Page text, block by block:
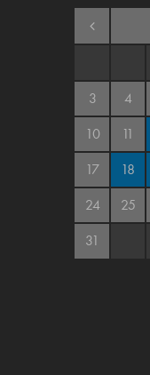
3
4
10
11
17
18
24
25
31